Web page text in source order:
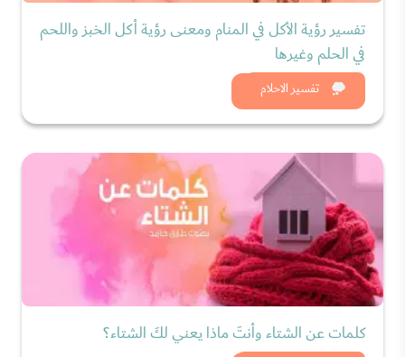
تفسير الاحلام
تفسير رؤية الأكل في المنام ومعنى رؤية أكل الخبز واللحم
في الحلم وغيرها
شاهد الان
كلمات عن الشتاء وأنتَ ماذا يعني لكَ الشتاء؟